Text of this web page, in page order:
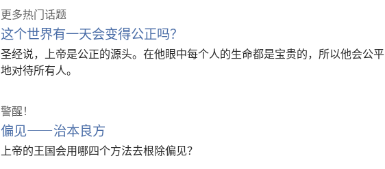
更多热门话题
这个世界有一天会变得公正吗？
圣经说，上帝是公正的源头。在他眼中每个人的生命都是宝贵的，所以他会公平
地对待所有人。
警醒！
偏见——治本良方
上帝的王国会用哪四个方法去根除偏见？